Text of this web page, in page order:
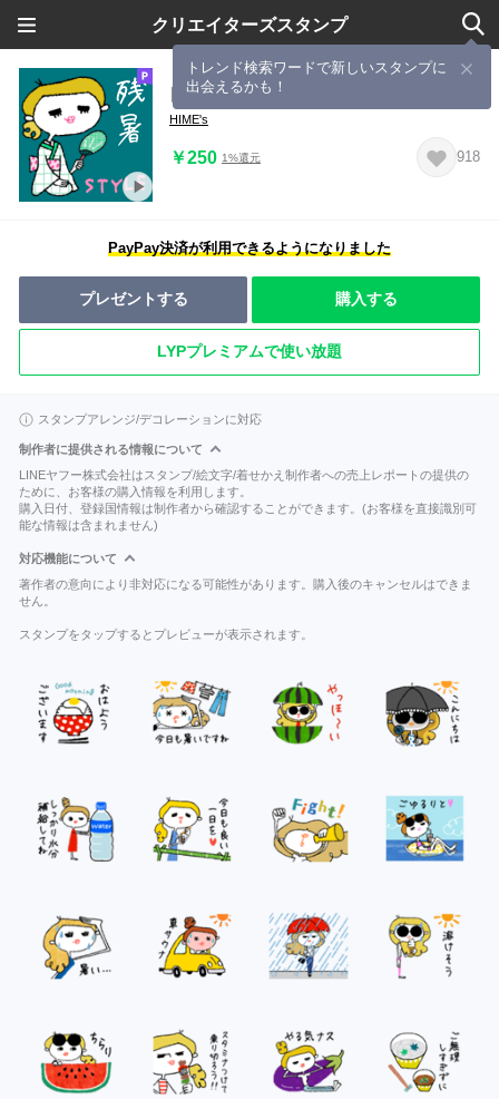
クリエイターズスタンプ
トレンド検索ワードで新しいスタンプに
出会えるかも！
▶︎動く♪まだまだアツい残暑STYLE♡
HIME's
￥250 1%還元 918
PayPay決済が利用できるようになりました
プレゼントする 購入する
LYPプレミアムで使い放題
スタンプアレンジ/デコレーションに対応
制作者に提供される情報について
LINEヤフー株式会社はスタンプ/絵文字/着せかえ制作者への売上レポートの提供の
ために、お客様の購入情報を利用します。
購入日付、登録国情報は制作者から確認することができます。(お客様を直接識別可
能な情報は含まれません)
対応機能について
著作者の意向により非対応になる可能性があります。購入後のキャンセルはできま
せん。
スタンプをタップするとプレビューが表示されます。